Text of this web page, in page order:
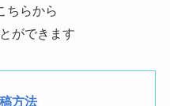
ちらから
ができます
方法